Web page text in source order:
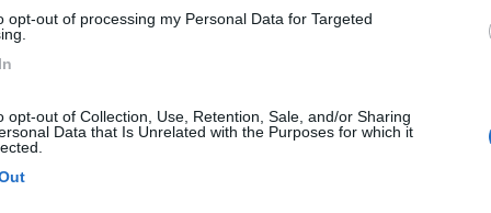
opt-out of processing my Personal Data for Targeted
opt-out of Collection, Use, Retention, Sale, and/or Sharing
Data that Is Unrelated with the Purposes for which it
mail